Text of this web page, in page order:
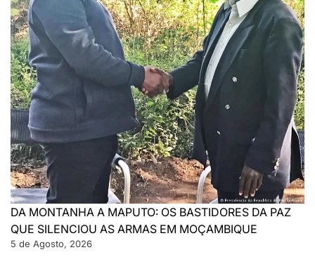
DA MONTANHA A MAPUTO: OS BASTIDORES DA PAZ
QUE SILENCIOU AS ARMAS EM MOÇAMBIQUE
5 de Agosto, 2026